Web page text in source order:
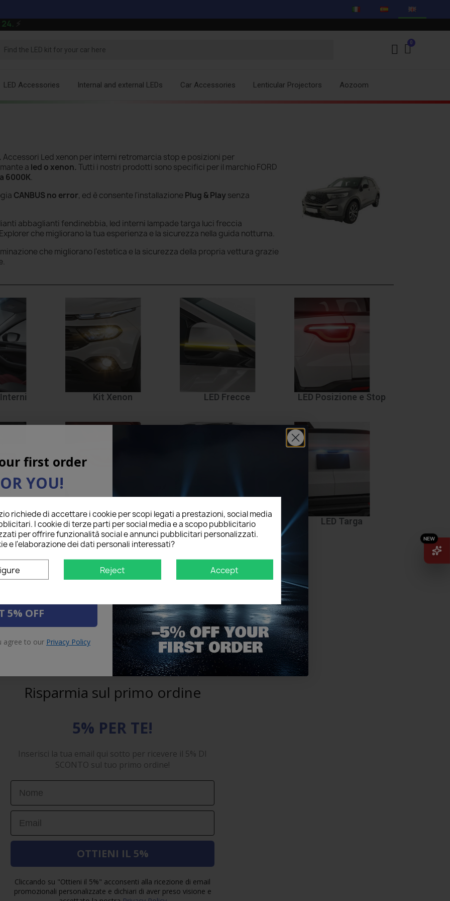
LED Accessories Internal and external LEDs Car Accessories Lenticular Projectors Aozoom
Accessori Led xenon per interni retromarcia stop e posizioni per
a led o xenon. Tutti i nostri prodotti sono specifici per il marchio FORD
6000K.
CANBUS no error, ed è consente l'installazione Plug & Playsenza
abbaglianti fendinebbia, led interni lampade targa luci freccia
che migliorano la tua esperienza e la sicurezza nella guida notturna.
che migliorano l'estetica e la sicurezza della propria vettura grazie
Kit Xenon LED Frecce LED Posizione e Stop
LED Retronebbia LED Sottoporta LED Targa
Risparmia sul primo ordine
5% PER TE!
Inserisci la tua email qui sotto per ricevere il 5% DI
SCONTO sul tuo primo ordine!
First Name
Email
OTTIENI IL 5%
Cliccando su "Ottieni il 5%" acconsenti alla ricezione di email
promozionali personalizzate e dichiari di aver preso visione e
richiede di accettare i cookie per scopi legati a prestazioni, social media
I cookie di terze parti per social media e a scopo pubblicitario
per offrire funzionalità social e annunci pubblicitari personalizzati.
e l'elaborazione dei dati personali interessati?
Reject Accept
first order
YOU!
below to receive a
your first order!
5% OFF
agree to our Privacy Policy